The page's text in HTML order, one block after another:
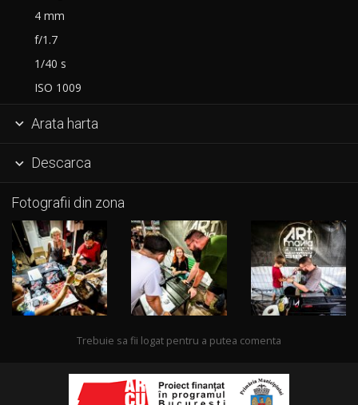
4 mm
f/1.7
1/40 s
ISO 1009
 Arata harta
 Descarca
Fotografii din zona
Trebuie sa fii logat pentru a putea comenta